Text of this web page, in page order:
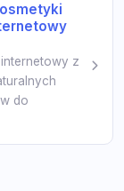
z
do